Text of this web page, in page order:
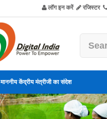
लॉग इन करें रजिस्टर
माननीय केंद्रीय मंत्रीजी का संदेश